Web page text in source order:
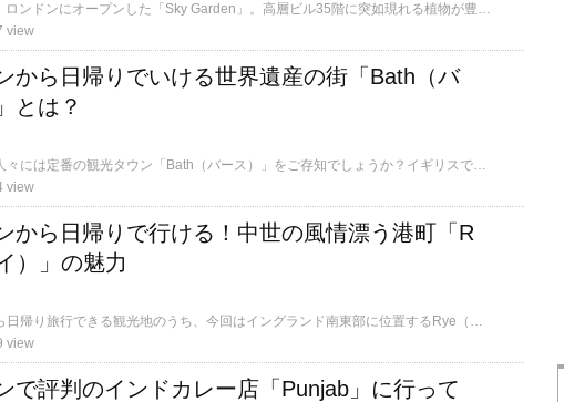
2015年1月、ロンドンにオープンした「Sky Garden」。高層ビル35階に突如現れる植物が豊かな空間とロンドンの街を一望できる絶景が魅力で、入場も無料です。そんなSky Gardenとは、一体どのような場所なのでしょうか？
view
から日帰りでいける世界遺産の街「Bath（バ
とは？
イギリスの人々には定番の観光タウン「Bath（バース）」をご存知でしょうか？イギリスでは唯一の温泉地であり、世界遺産の街としても知られるバースはロンドンから日帰りで行けることもあって非常に人気があります。ここではそんなバースについてご紹介します。
view
から日帰りで行ける！中世の風情漂う港町「R
）」の魅力
ロンドンから日帰り旅行できる観光地のうち、今回はイングランド南東部に位置するRye（ライ）をご紹介します。
view
で評判のインドカレー店「Punjab」に行って